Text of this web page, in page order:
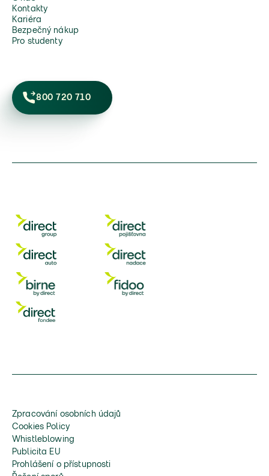
Kontakty
Kariéra
Bezpečný nákup
Pro studenty
800 720 710
Zpracování osobních údajů
Cookies Policy
Whistleblowing
Publicita EU
Prohlášení o přístupnosti